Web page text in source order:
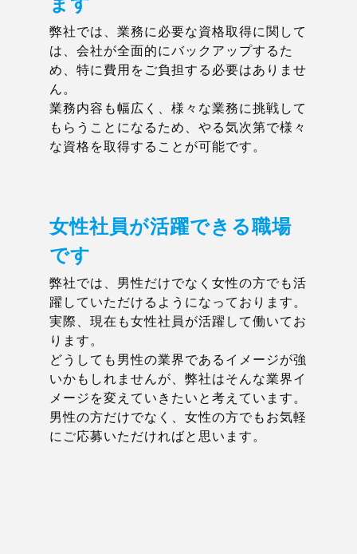
弊社では、業務に必要な資格取得に関して
は、会社が全面的にバックアップするた
め、特に費用をご負担する必要はありませ
ん。
業務内容も幅広く、様々な業務に挑戦して
もらうことになるため、やる気次第で様々
な資格を取得することが可能です。
女性社員が活躍できる職場
です
弊社では、男性だけでなく女性の方でも活
躍していただけるようになっております。
実際、現在も女性社員が活躍して働いてお
ります。
どうしても男性の業界であるイメージが強
いかもしれませんが、弊社はそんな業界イ
メージを変えていきたいと考えています。
男性の方だけでなく、女性の方でもお気軽
にご応募いただければと思います。